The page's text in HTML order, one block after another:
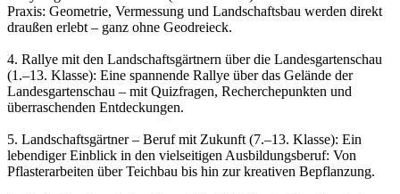
Praxis: Geometrie, Vermessung und Landschaftsbau werden direkt
draußen erlebt – ganz ohne Geodreieck.
4. Rallye mit den Landschaftsgärtnern über die Landesgartenschau
(1.–13. Klasse): Eine spannende Rallye über das Gelände der
Landesgartenschau – mit Quizfragen, Recherchepunkten und
überraschenden Entdeckungen.
5. Landschaftsgärtner – Beruf mit Zukunft (7.–13. Klasse): Ein
lebendiger Einblick in den vielseitigen Ausbildungsberuf: Von
Pflasterarbeiten über Teichbau bis hin zur kreativen Bepflanzung.